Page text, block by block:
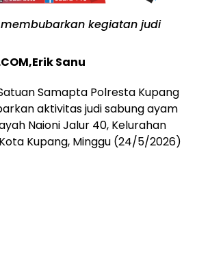
kegiatan judi
Sanu
Samapta Polresta Kupang
aktivitas judi sabung ayam
Naioni Jalur 40, Kelurahan
Kupang, Minggu (24/5/2026)